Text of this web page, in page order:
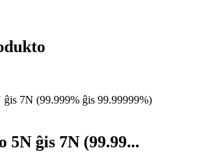
5N ĝis 7N (99.99...